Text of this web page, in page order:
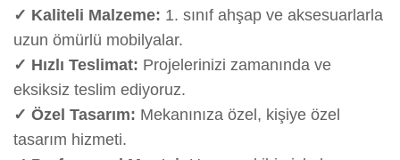
✓ Kaliteli Malzeme: 1. sınıf ahşap ve aksesuarlarla
uzun ömürlü mobilyalar.
✓ Hızlı Teslimat: Projelerinizi zamanında ve
eksiksiz teslim ediyoruz.
✓ Özel Tasarım: Mekanınıza özel, kişiye özel
tasarım hizmeti.